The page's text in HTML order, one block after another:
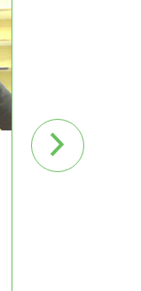
JOHN
ARAUJO